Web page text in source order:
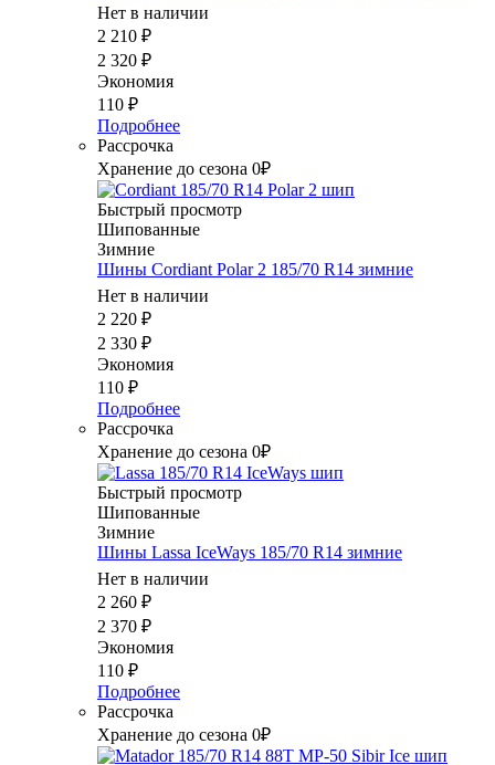
Нет в наличии
2 210 ₽
2 320 ₽
Экономия
110 ₽
Подробнее
Рассрочка
Хранение до сезона 0₽
Быстрый просмотр
Шипованные
Зимние
Шины Cordiant Polar 2 185/70 R14 зимние
Нет в наличии
2 220 ₽
2 330 ₽
Экономия
110 ₽
Подробнее
Рассрочка
Хранение до сезона 0₽
Быстрый просмотр
Шипованные
Зимние
Шины Lassa IceWays 185/70 R14 зимние
Нет в наличии
2 260 ₽
2 370 ₽
Экономия
110 ₽
Подробнее
Рассрочка
Хранение до сезона 0₽